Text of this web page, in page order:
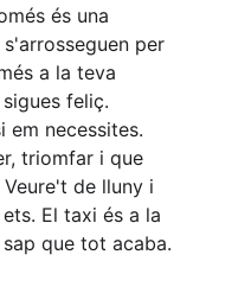
és una
per
a la teva
feliç.
em necessites.
triomfar i que
de lluny i
El taxi és a la
que tot acaba.